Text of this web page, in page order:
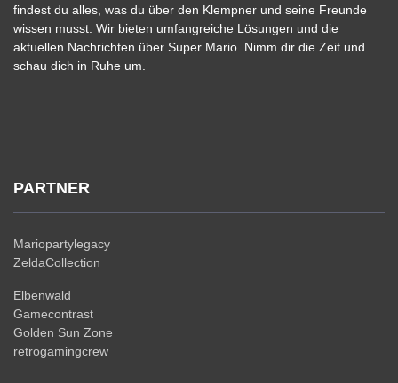
findest du alles, was du über den Klempner und seine Freunde
wissen musst. Wir bieten umfangreiche Lösungen und die
aktuellen Nachrichten über Super Mario. Nimm dir die Zeit und
schau dich in Ruhe um.
PARTNER
Mariopartylegacy
ZeldaCollection
Elbenwald
Gamecontrast
Golden Sun Zone
retrogamingcrew